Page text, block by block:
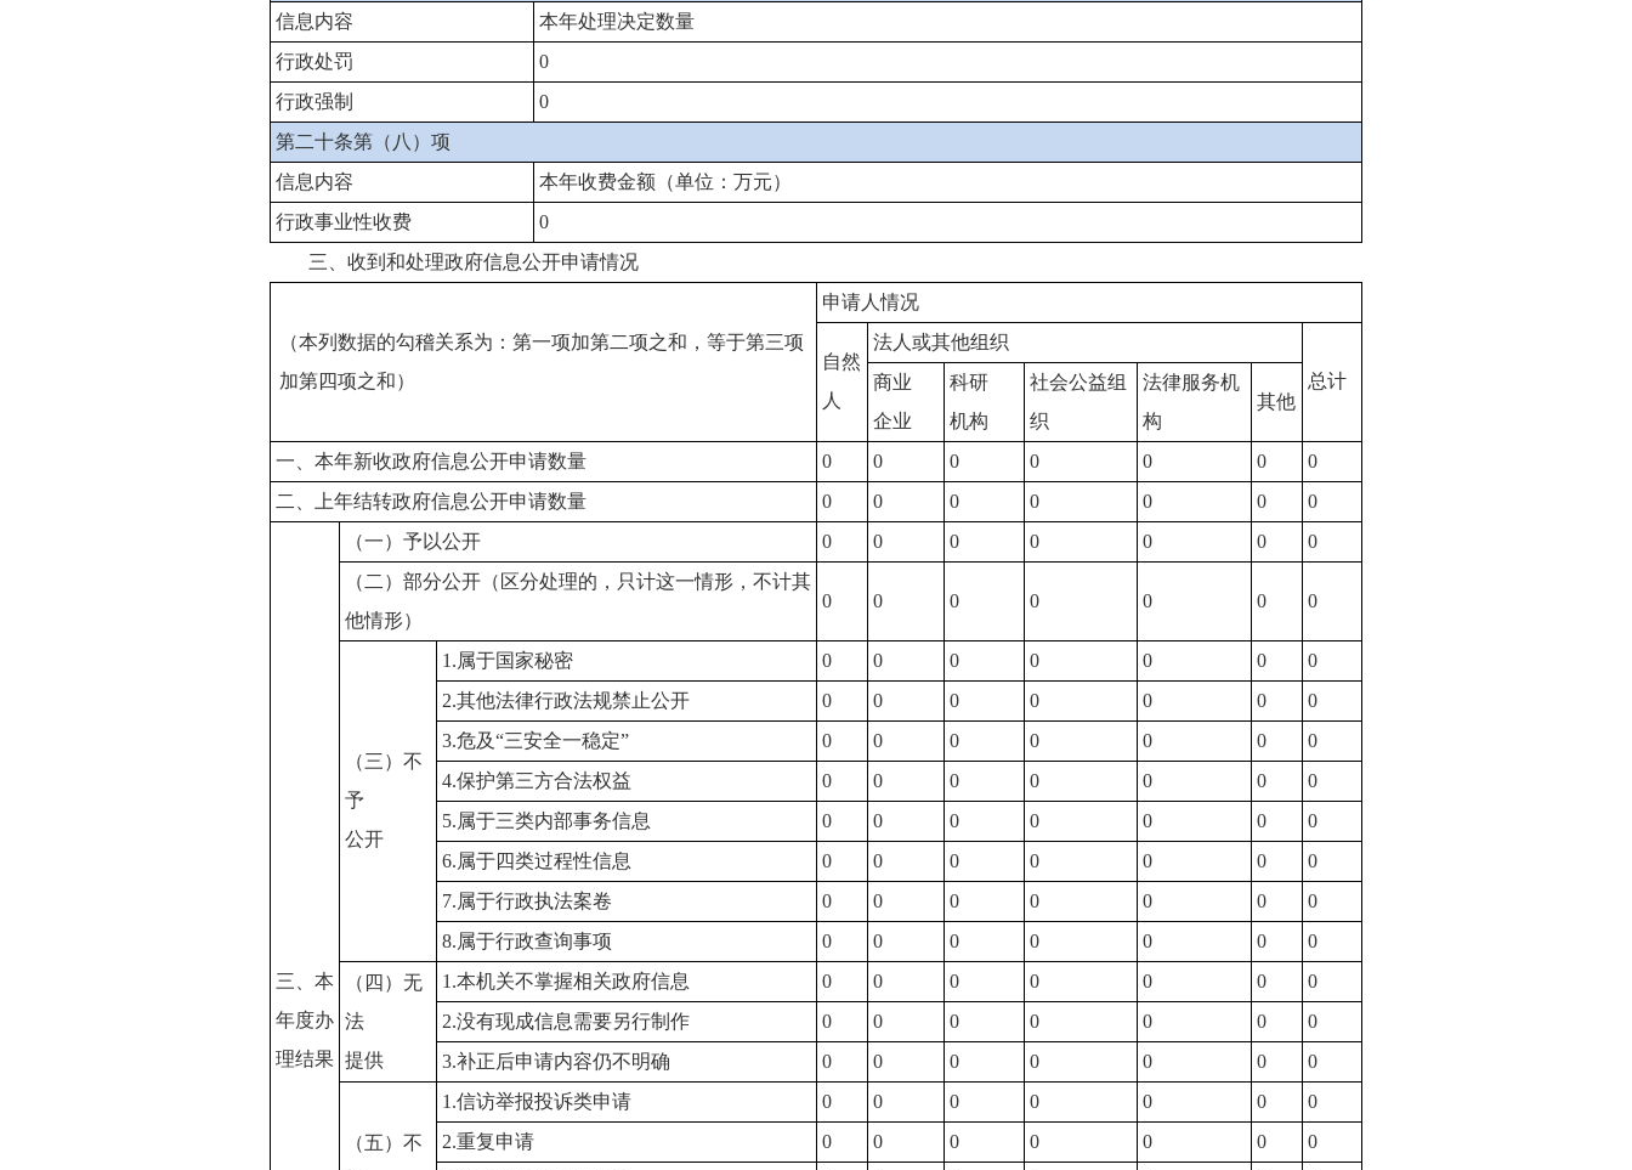
信息内容
本年处理决定数量
行政处罚
0
行政强制
0
第二十条第（八）项
信息内容
本年收费金额（单位：万元）
行政事业性收费
0
三、收到和处理政府信息公开申请情况
（本列数据的勾稽关系为：第一项加第二项之和，等于第三项
加第四项之和）
申请人情况
自然
人
法人或其他组织
总计
商业
企业
科研
机构
社会公益组
织
法律服务机
构
其他
一、本年新收政府信息公开申请数量 0 0 0 0 0 0
0
二、上年结转政府信息公开申请数量
0 0 0 0 0 0 0
三、本
年度办
理结果
（一）予以公开 0 0 0 0 0 0
0
（二）部分公开（区分处理的，只计这一情形，不计其
他情形）
0 0 0 0 0 0 0
（三）不
予
公开
1.属于国家秘密 0 0 0 0 0 0
0
2.其他法律行政法规禁止公开
0 0 0 0 0 0
0
3.危及“三安全一稳定”
0 0 0 0 0 0
0
4.保护第三方合法权益
0 0 0 0 0 0
0
5.属于三类内部事务信息
0 0 0 0 0 0
0
6.属于四类过程性信息
0 0 0 0 0 0
0
7.属于行政执法案卷
0 0 0 0 0 0
0
8.属于行政查询事项
0 0 0 0 0 0
0
（四）无
法
提供
1.本机关不掌握相关政府信息 0 0 0 0 0 0
0
2.没有现成信息需要另行制作
0 0 0 0 0 0
0
3.补正后申请内容仍不明确
0 0 0 0 0 0 0
（五）不
1.信访举报投诉类申请 0 0 0 0 0 0
0
2.重复申请
0 0 0 0 0 0
0